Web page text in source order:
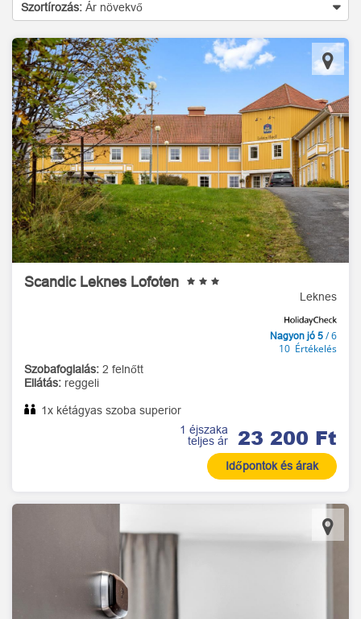
Szortírozás: Ár növekvő
Scandic Leknes Lofoten
Leknes
Nagyon jó 5 / 6
10 Értékelés
Szobafoglalás: 2 felnőtt
Ellátás: reggeli
1x kétágyas szoba superior
1 éjszaka
teljes ár
23 200 Ft
Időpontok és árak